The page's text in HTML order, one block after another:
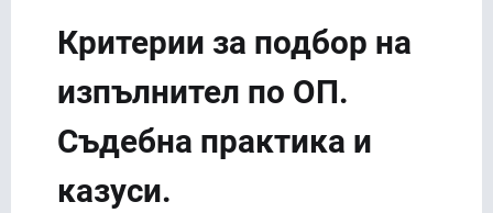
Критерии за подбор на
изпълнител по ОП.
Съдебна практика и
казуси.